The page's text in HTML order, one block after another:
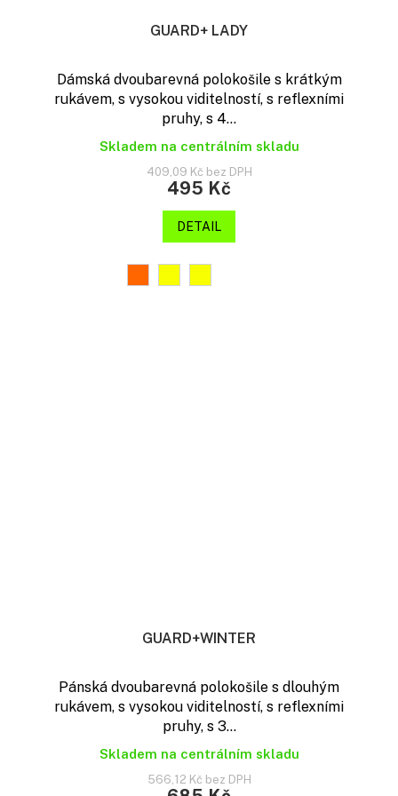
GUARD+ LADY
Dámská dvoubarevná polokošile s krátkým
rukávem, s vysokou viditelností, s reflexními
pruhy, s 4...
Skladem na centrálním skladu
409,09 Kč bez DPH
495 Kč
DETAIL
GUARD+WINTER
Pánská dvoubarevná polokošile s dlouhým
rukávem, s vysokou viditelností, s reflexními
pruhy, s 3...
Skladem na centrálním skladu
566,12 Kč bez DPH